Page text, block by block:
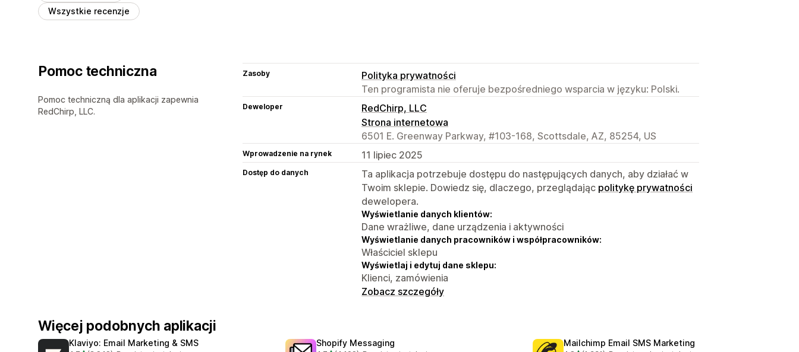
Wszystkie recenzje
Pomoc techniczna
Pomoc techniczną dla aplikacji zapewnia
RedChirp, LLC.
Zasoby
Polityka prywatności
Ten programista nie oferuje bezpośredniego wsparcia w języku: Polski.
Deweloper
RedChirp, LLC
Strona internetowa
6501 E. Greenway Parkway, #103-168, Scottsdale, AZ, 85254, US
Wprowadzenie na rynek 11 lipiec 2025
Dostęp do danych
Ta aplikacja potrzebuje dostępu do następujących danych, aby działać w
Twoim sklepie. Dowiedz się, dlaczego, przeglądając politykę prywatności
dewelopera.
Wyświetlanie danych klientów:
Dane wrażliwe, dane urządzenia i aktywności
Wyświetlanie danych pracowników i współpracowników:
Właściciel sklepu
Wyświetlaj i edytuj dane sklepu:
Klienci, zamówienia
Zobacz szczegóły
Więcej podobnych aplikacji
Klaviyo: Email Marketing & SMS Shopify Messaging Mailchimp Email SMS Marketing